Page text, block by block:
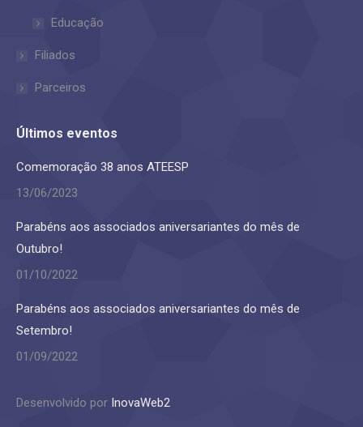
Educação
Filiados
Parceiros
Últimos eventos
Comemoração 38 anos ATEESP
13/06/2023
Parabéns aos associados aniversariantes do mês de
Outubro!
01/10/2022
Parabéns aos associados aniversariantes do mês de
Setembro!
01/09/2022
Desenvolvido por InovaWeb2